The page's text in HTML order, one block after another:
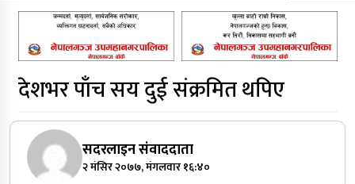
देशभर पाँच सय दुई संक्रमित थपिए
सदरलाइन संवाददाता
२ मंसिर २०७७, मंगलवार १६:४०